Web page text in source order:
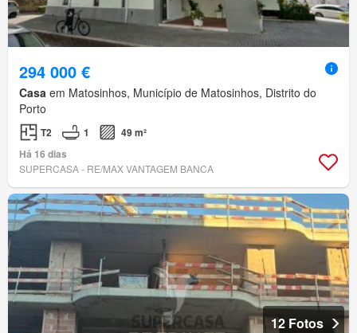
294 000 €
Casa em Matosinhos, Município de Matosinhos, Distrito do
Porto
T2 1
49 m²
Há 16 dias
SUPERCASA - RE/MAX VANTAGEM BANCA
12 Fotos